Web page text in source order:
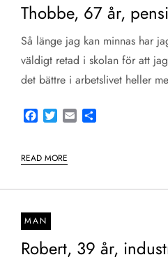
Thobbe, 67 år,
Så länge jag kan minnas har
väldigt retad i skolan för att
det bättre i arbetslivet heller
Facebook
TwitterEmail
READ MORE
MAN
Robert, 39 år,